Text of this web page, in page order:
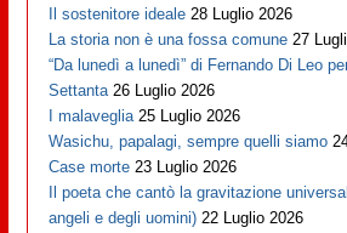
Il sostenitore ideale 28 Luglio 2026
La storia non è una fossa comune 27
“Da lunedì a lunedì” di Fernando Di Leo
Settanta 26 Luglio 2026
I malaveglia 25 Luglio 2026
Wasichu, papalagi, sempre quelli siamo
Case morte 23 Luglio 2026
Il poeta che cantò la gravitazione
angeli e degli uomini) 22 Luglio 2026